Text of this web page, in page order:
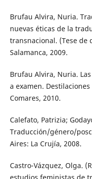
Brufau Alvira, Nuria.
nuevas éticas de la
transnacional. (Tese de
Salamanca, 2009.
Brufau Alvira, Nuria.
a examen.
Comares, 2010.
Calefato, Patrizia;
Traducción/género/
Aires: La Crujía, 2008.
Castro-Vázquez, Olga.